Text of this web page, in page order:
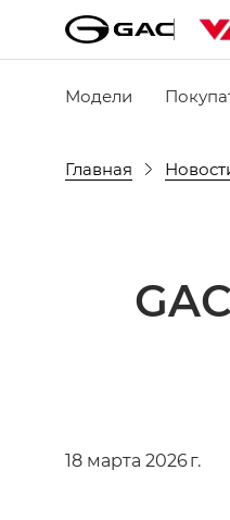
Модели
Главная
18 марта 2026 г.